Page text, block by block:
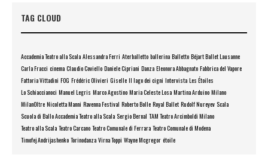
TAG CLOUD
Accademia Teatro alla Scala Alessandra Ferri Aterballetto ballerina Balletto Béjart Ballet Lausanne
Carla Fracci cinema Claudio Coviello Daniele Cipriani Danza Eleonora Abbagnato Fabbrica del Vapore
Fattoria Vittadini FOG Frédéric Olivieri Giselle Il lago dei cigni Intervista Les Étoiles
Lo Schiaccianoci Manuel Legris Marco Agostino Maria Celeste Losa Martina Arduino Milano
MilanOltre Nicoletta Manni Ravenna Festival Roberto Bolle Royal Ballet Rudolf Nureyev Scala
Scuola di Ballo Accademia Teatro alla Scala Sergio Bernal TAM Teatro Arcimboldi Milano
Teatro alla Scala Teatro Carcano Teatro Comunale di Ferrara Teatro Comunale di Modena
Timofej Andrijashenko Torinodanza Virna Toppi Wayne Mcgregor étoile